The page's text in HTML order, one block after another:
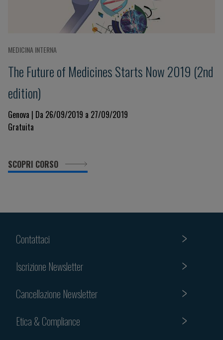
MEDICINA INTERNA
The Future of Medicines Starts Now 2019 (2nd
edition)
Genova | Da 26/09/2019 a 27/09/2019
Gratuita
SCOPRI CORSO
Contattaci
Iscrizione Newsletter
Cancellazione Newsletter
Etica & Compliance